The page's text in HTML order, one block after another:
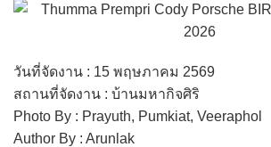
วันที่จัดงาน : 15 พฤษภาคม 2569
สถานที่จัดงาน : บ้านมหากิจศิริ
Photo By : Prayuth, Pumkiat, Veeraphol
Author By : Arunlak